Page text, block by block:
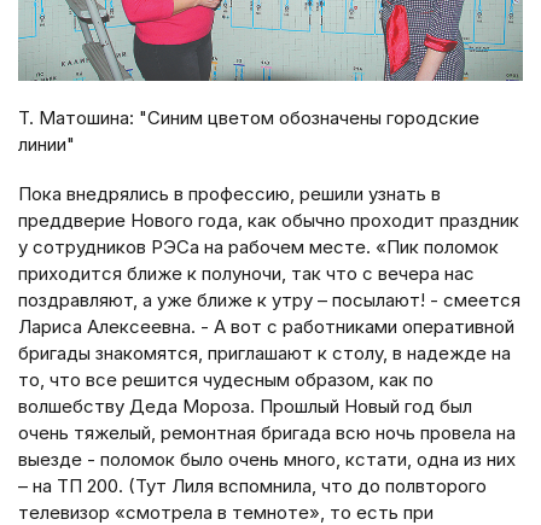
Т. Матошина: "Синим цветом обозначены городские
линии"
Пока внедрялись в профессию, решили узнать в
преддверие Нового года, как обычно проходит праздник
у сотрудников РЭСа на рабочем месте. «Пик поломок
приходится ближе к полуночи, так что с вечера нас
поздравляют, а уже ближе к утру – посылают! - смеется
Лариса Алексеевна. - А вот с работниками оперативной
бригады знакомятся, приглашают к столу, в надежде на
то, что все решится чудесным образом, как по
волшебству Деда Мороза. Прошлый Новый год был
очень тяжелый, ремонтная бригада всю ночь провела на
выезде - поломок было очень много, кстати, одна из них
– на ТП 200. (Тут Лиля вспомнила, что до полвторого
телевизор «смотрела в темноте», то есть при